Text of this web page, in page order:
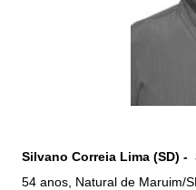
Silvano Correia Lima (SD) -
54 anos, Natural de Maruim/